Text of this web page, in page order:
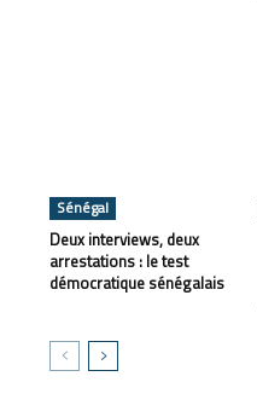
Sénégal
Deux interviews, deux
arrestations : le test
démocratique sénégalais